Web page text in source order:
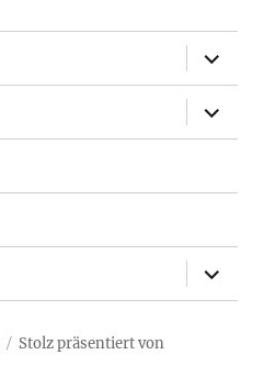
öffnen
öffnen
öffnen
Stolz präsentiert von